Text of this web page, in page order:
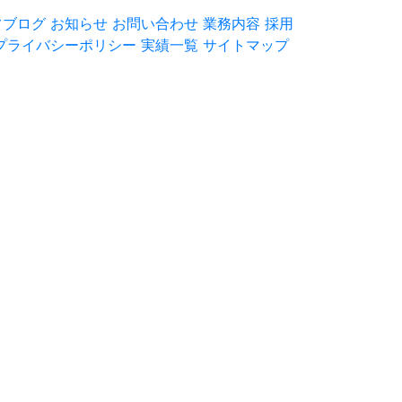
ログ お知らせ お問い合わせ 業務内容 採用
ライバシーポリシー 実績一覧 サイトマップ